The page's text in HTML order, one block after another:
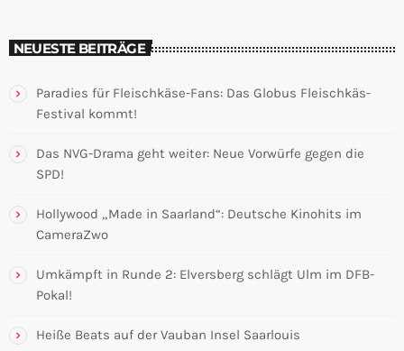
NEUESTE BEITRÄGE
Paradies für Fleischkäse-Fans: Das Globus Fleischkäs-
Festival kommt!
Das NVG-Drama geht weiter: Neue Vorwürfe gegen die
SPD!
Hollywood „Made in Saarland“: Deutsche Kinohits im
CameraZwo
Umkämpft in Runde 2: Elversberg schlägt Ulm im DFB-
Pokal!
Heiße Beats auf der Vauban Insel Saarlouis